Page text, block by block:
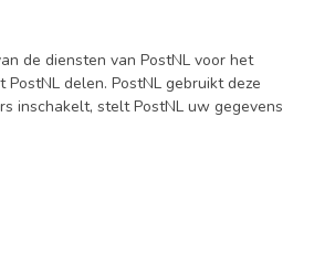
de diensten van PostNL voor het
delen. PostNL gebruikt deze
inschakelt, stelt PostNL uw gegevens